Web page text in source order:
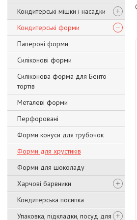
Кондитерські мішки і насадки
Кондитерські форми
Паперові форми
Силіконові форми
Силіконова форма для Бенто
тортів
Металеві форми
Перфоровані
Форми конуси для трубочок
Форми для хрустиків
Форми для шоколаду
Харчові барвники
Кондитерська посипка
Упаковка, підкладки, посуд для